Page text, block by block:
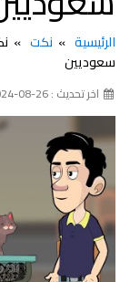
الرئيسية نكت
سعوديين
اخر تحديث : 26-08-2024